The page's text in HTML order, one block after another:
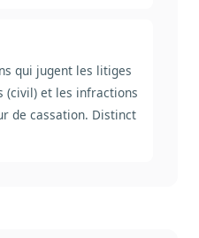
qui jugent les litiges
(civil) et les infractions
de cassation. Distinct